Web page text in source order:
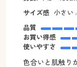
サイズ感 小さい
品質
お買い得感
使いやすさ
色合いと肌触り